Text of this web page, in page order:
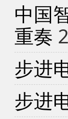
中国
重奏
步进
步进